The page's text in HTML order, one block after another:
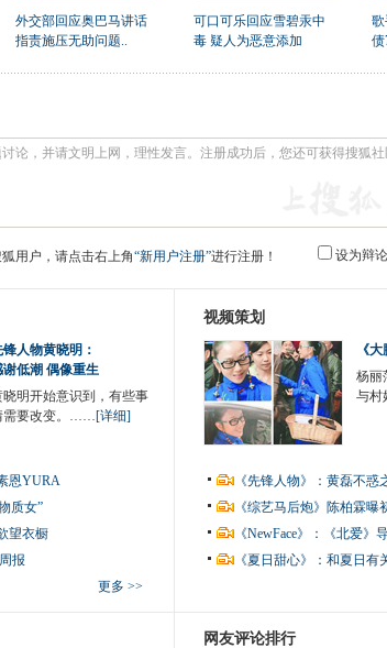
外交部回应奥巴马讲话
指责施压无助问题..
可口可乐回应雪碧汞中
毒 疑人为恶意添加
债
用户，请点击右上角“新用户注册”进行注册！ 设为辩
锋人物黄晓明：
谢低潮 偶像重生
晓明开始意识到，有些事
需要改变。……[详细]
恩YURA
质女”
望衣橱
报
更多 >>
视频策划
《
杨丽
与村
《先锋人物》：黄磊不惑
《综艺马后炮》陈柏霖曝
《NewFace》：《北爱》
《夏日甜心》：和夏日有
网友评论排行